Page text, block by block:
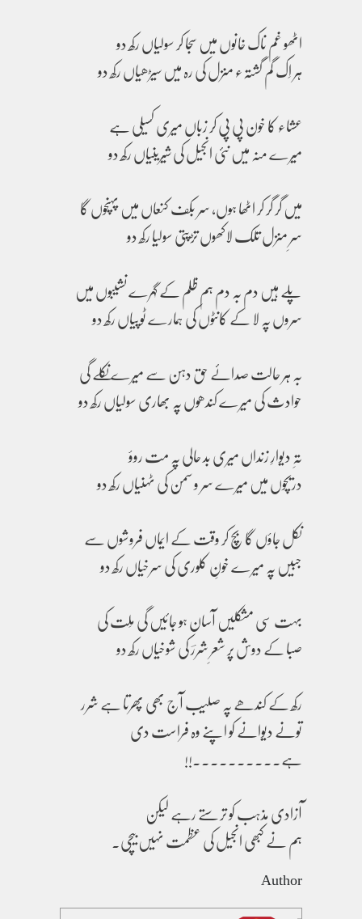
اٹھو غم ناک خانوں میں سجا کر سولیاں رکھ دو
ہر اِک گم گشتہء منزل کی رہ میں سیڑھیاں رکھ دو
عشاء کا خون پی پی کر زباں میری کسیلی ہے
میرے منہ میں نئی انجیل کی شیرینیاں رکھ دو
میں گر گر کر اٹھا ہوں، سر بکف کنعاں میں پہنچوں گا
سرِ منزل تلک لاکھوں تڑپتی سولیا رکھ دو
پلے ہیں دم بہ دم ہم ظلم کے گہرے نشیبوں میں
سروں پہ لا کے کانٹوں کی ہمارے ٹوپیاں رکھ دو
بہ ہر حالت صدائے حق دہن سے میرے نکلے گی
حوادث کی میرے کندھوں پہ بھاری سولیاں رکھ دو
تہِ دیوارِ زنداں میری بد حالی پہ مت روؤ
دریچوں میں میرے سر و سمن کی ٹہنیاں رکھ دو
نکل جاؤں گا بچ کر وقت کے ایماں فروشوں سے
جبیں پہ میرے خونِ کلوری کی سرخیاں رکھ دو
بہت سی مشکلیں آسان ہو جائیں گی مِلت کی
صبا کے دوش پر شعرِ شررؔ کی شوخیاں رکھ دو
رکھ کے کندھے پہ صلیب آج بھی پھرتا ہے شرر
تونے دیوانے کو اپنے وہ فراست دی
ہے۔۔۔۔۔۔۔۔۔۔!!
آزادی مذہب کو ترستے رہے لیکن
ہم نے کبھی انجیل کی عظمت نہیں بیچی.
Author